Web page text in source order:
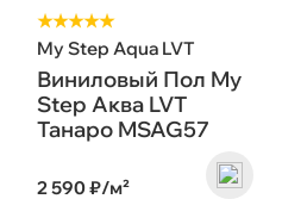
★★★★★
My Step Aqua LVT
Виниловый Пол My
Step Аква LVT
Танаро MSAG57
2 590 ₽/м²